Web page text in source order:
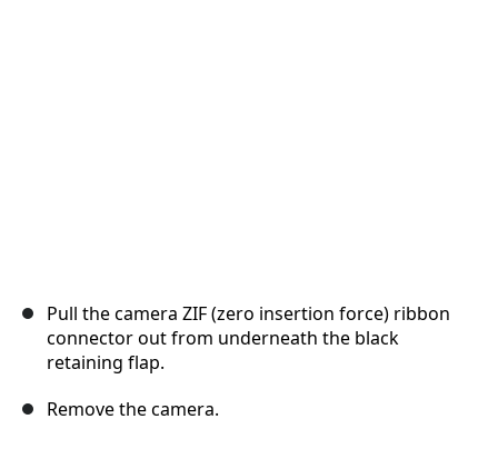
Pull the camera ZIF (zero insertion force) ribbon
connector out from underneath the black
retaining flap.
Remove the camera.